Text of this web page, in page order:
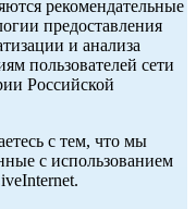
рекомендательные
предоставления
и анализа
пользователей сети
Российской
с тем, что мы
с использованием